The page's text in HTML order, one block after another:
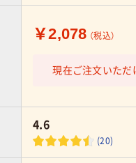
￥2,078 （税込）
現在ご注文いただ
4.6
(20)